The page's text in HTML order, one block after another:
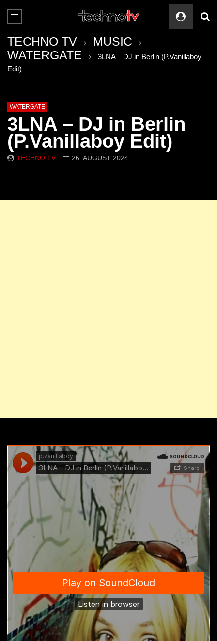
TECHNO TV
MUSIC
WATERGATE
3LNA – DJ in Berlin (P.Vanillaboy
Edit)
WATERGATE
3LNA – DJ in Berlin
(P.Vanillaboy Edit)
TECHNO TV 26. AUGUST 2024